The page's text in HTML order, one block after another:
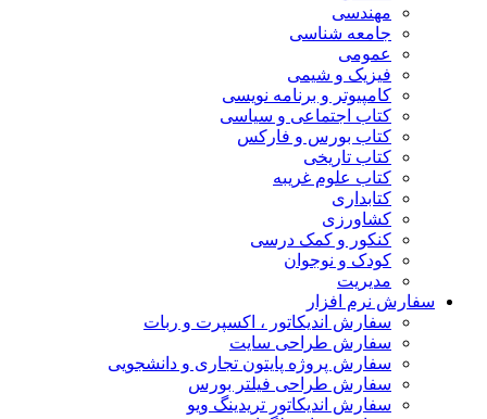
مهندسی
جامعه شناسی
عمومی
فیزیک و شیمی
کامپیوتر و برنامه نویسی
کتاب اجتماعی و سیاسی
کتاب بورس و فارکس
کتاب تاریخی
کتاب علوم غریبه
کتابداری
کشاورزی
کنکور و کمک‌ درسی
کودک و نوجوان
مدیریت
سفارش نرم افزار
سفارش اندیکاتور ، اکسپرت و ربات
سفارش طراحی سایت
سفارش پروژه پایتون تجاری و دانشجویی
سفارش طراحی فیلتر بورس
سفارش اندیکاتور تریدینگ ویو